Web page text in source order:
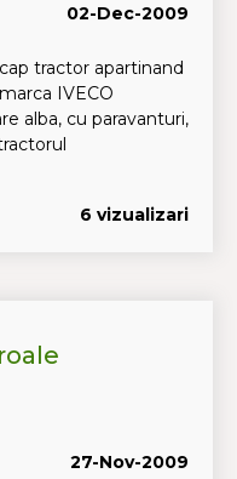
02-Dec-2009
tractor apartinand
IVECO
alba, cu paravanturi,
6 vizualizari
27-Nov-2009